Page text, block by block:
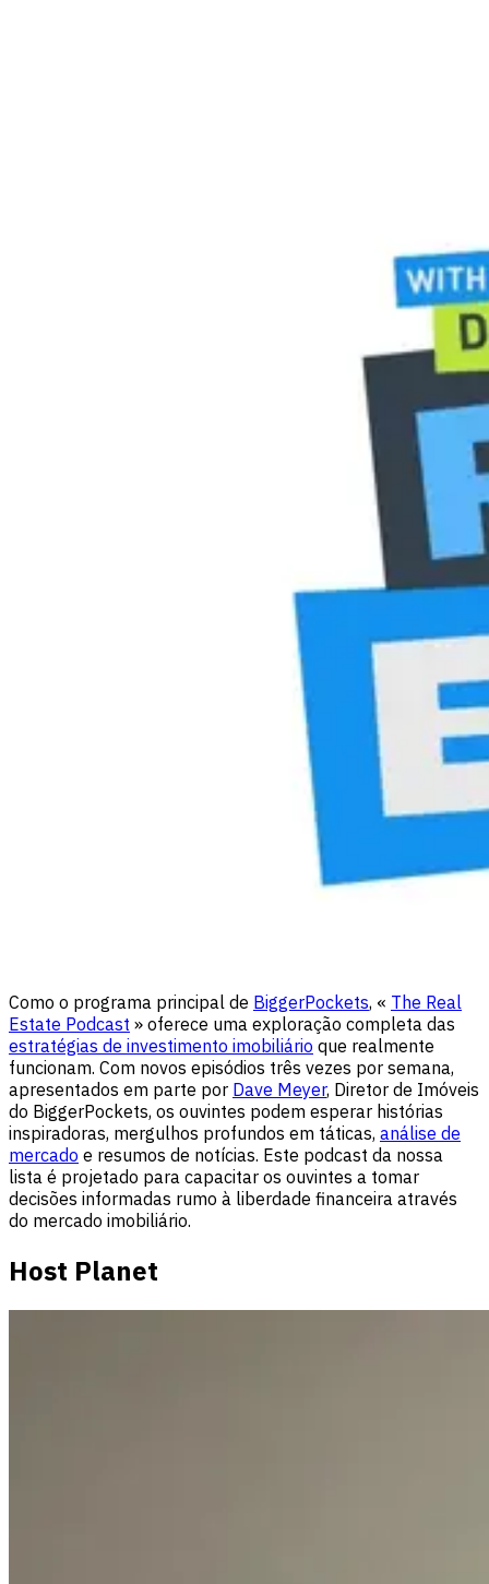
Como o programa principal de BiggerPockets, « The Real
Estate Podcast » oferece uma exploração completa das
estratégias de investimento imobiliário que realmente
funcionam. Com novos episódios três vezes por semana,
apresentados em parte por Dave Meyer, Diretor de Imóveis
do BiggerPockets, os ouvintes podem esperar histórias
inspiradoras, mergulhos profundos em táticas, análise de
mercado e resumos de notícias. Este podcast da nossa
lista é projetado para capacitar os ouvintes a tomar
decisões informadas rumo à liberdade financeira através
do mercado imobiliário.
Host Planet